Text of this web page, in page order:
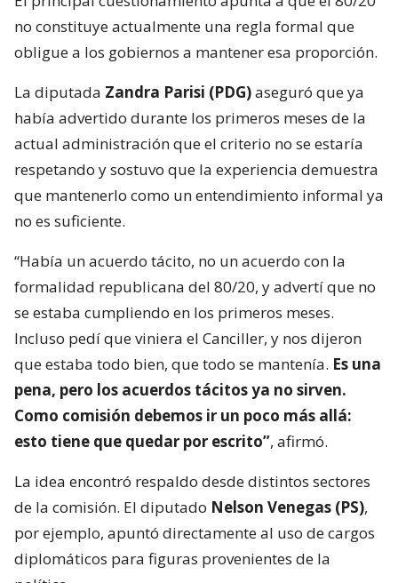
no constituye actualmente una regla formal que
obligue a los gobiernos a mantener esa proporción.
La diputada Zandra Parisi (PDG)aseguró que ya
había advertido durante los primeros meses de la
actual administración que el criterio no se estaría
respetando y sostuvo que la experiencia demuestra
que mantenerlo como un entendimiento informal ya
no es suficiente.
“Había un acuerdo tácito, no un acuerdo con la
formalidad republicana del 80/20, y advertí que no
se estaba cumpliendo en los primeros meses.
Incluso pedí que viniera el Canciller, y nos dijeron
que estaba todo bien, que todo se mantenía. Es una
pena, pero los acuerdos tácitos ya no sirven.
Como comisión debemos ir un poco más allá:
esto tiene que quedar por escrito”, afirmó.
La idea encontró respaldo desde distintos sectores
de la comisión. El diputado Nelson Venegas (PS),
por ejemplo, apuntó directamente al uso de cargos
diplomáticos para figuras provenientes de la